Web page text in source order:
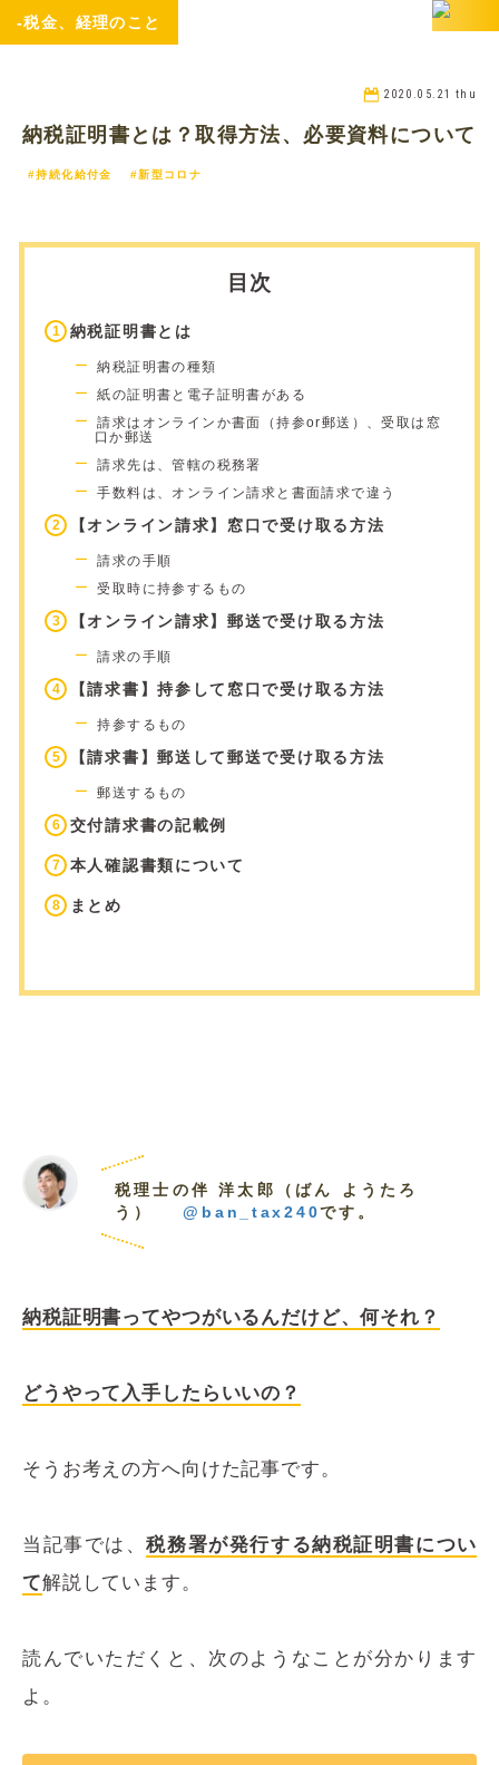
-税金、経理のこと
2020.05.21 thu
納税証明書とは？取得方法、必要資料について
#持続化給付金 #新型コロナ
目次
納税証明書とは
納税証明書の種類
紙の証明書と電子証明書がある
請求はオンラインか書面（持参or郵送）、受取は窓
口か郵送
請求先は、管轄の税務署
手数料は、オンライン請求と書面請求で違う
【オンライン請求】窓口で受け取る方法
請求の手順
受取時に持参するもの
【オンライン請求】郵送で受け取る方法
請求の手順
【請求書】持参して窓口で受け取る方法
持参するもの
【請求書】郵送して郵送で受け取る方法
郵送するもの
交付請求書の記載例
本人確認書類について
まとめ
税理士の伴 洋太郎（ばん ようたろ
う）
@ban_tax240です。
納税証明書ってやつがいるんだけど、何それ？
どうやって入手したらいいの？
そうお考えの方へ向けた記事です。
当記事では、税務署が発行する納税証明書につい
て解説しています。
読んでいただくと、次のようなことが分かります
よ。